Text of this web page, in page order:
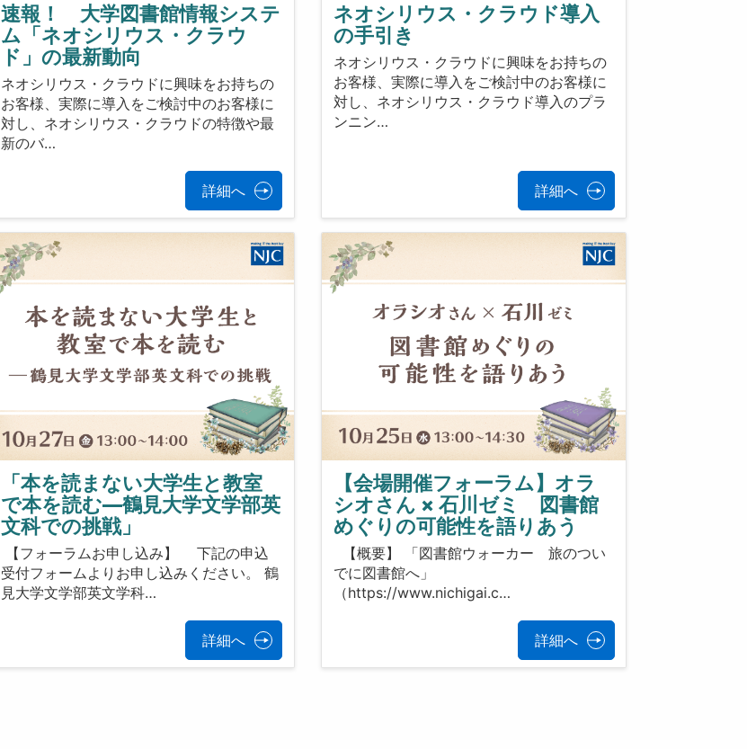
速報！ 大学図書館情報システ
ム「ネオシリウス・クラウ
ド」の最新動向
ネオシリウス・クラウドに興味をお持ちの
お客様、実際に導入をご検討中のお客様に
対し、ネオシリウス・クラウドの特徴や最
新のバ…
詳細へ
ネオシリウス・クラウド導入
の手引き
ネオシリウス・クラウドに興味をお持ちの
お客様、実際に導入をご検討中のお客様に
対し、ネオシリウス・クラウド導入のプラ
ンニン…
詳細へ
「本を読まない大学生と教室
で本を読む―鶴見大学文学部英
文科での挑戦」
【フォーラムお申し込み】 下記の申込
受付フォームよりお申し込みください。 鶴
見大学文学部英文学科…
詳細へ
【会場開催フォーラム】オラ
シオさん × 石川ゼミ 図書館
めぐりの可能性を語りあう
【概要】 「図書館ウォーカー 旅のつい
でに図書館へ」
（https://www.nichigai.c…
詳細へ